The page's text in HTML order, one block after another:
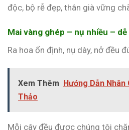
độc, bộ rễ đẹp, thân già vững
Mai vàng ghép – nụ nhiều –
Ra hoa ổn định, nụ dày, nở đều
Xem Thêm Hướng Dẫn Nhân
Thảo
Mỗi cây đều được chúng tôi